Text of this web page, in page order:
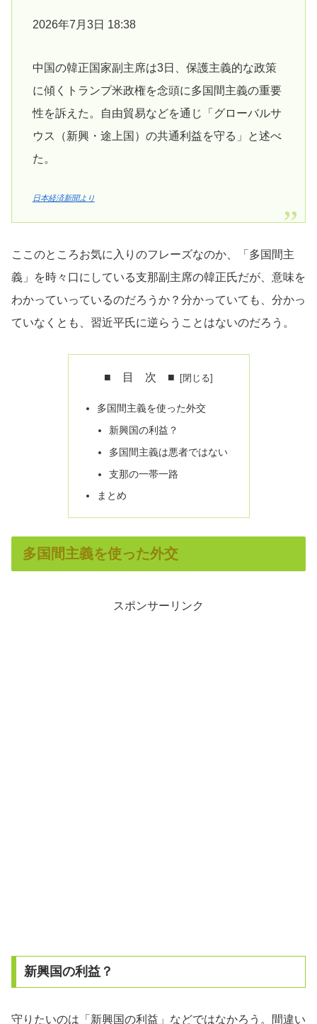
2026年7月3日 18:38
中国の韓正国家副主席は3日、保護主義的な政策
に傾くトランプ米政権を念頭に多国間主義の重要
性を訴えた。自由貿易などを通じ「グローバルサ
ウス（新興・途上国）の共通利益を守る」と述べ
た。
日本経済新聞より
ここのところお気に入りのフレーズなのか、「多国間主
義」を時々口にしている支那副主席の韓正氏だが、意味を
わかっていっているのだろうか？分かっていても、分かっ
ていなくとも、習近平氏に逆らうことはないのだろう。
■ 目 次 ■
多国間主義を使った外交
新興国の利益？
多国間主義は悪者ではない
支那の一帯一路
まとめ
多国間主義を使った外交
スポンサーリンク
新興国の利益？
守りたいのは「新興国の利益」などではなかろう。間違い